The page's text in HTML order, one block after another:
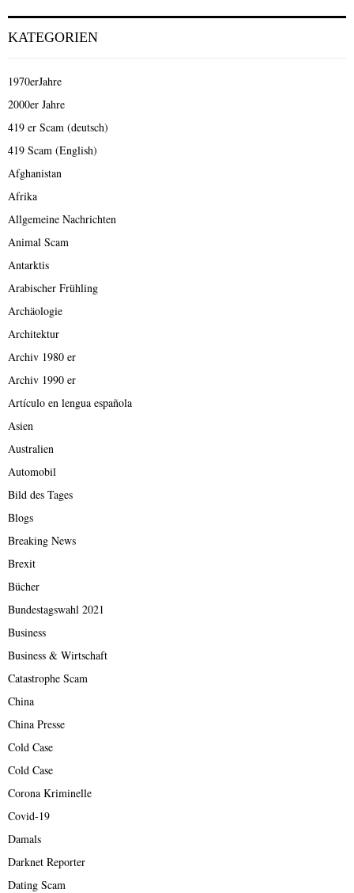
KATEGORIEN
1970erJahre
2000er Jahre
419 er Scam (deutsch)
419 Scam (English)
Afghanistan
Afrika
Allgemeine Nachrichten
Animal Scam
Antarktis
Arabischer Frühling
Archäologie
Architektur
Archiv 1980 er
Archiv 1990 er
Artículo en lengua española
Asien
Australien
Automobil
Bild des Tages
Blogs
Breaking News
Brexit
Bücher
Bundestagswahl 2021
Business
Business & Wirtschaft
Catastrophe Scam
China
China Presse
Cold Case
Cold Case
Corona Kriminelle
Covid-19
Damals
Darknet Reporter
Dating Scam